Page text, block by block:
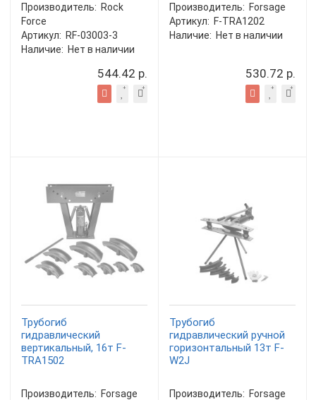
Производитель: Rock
Force
Артикул: RF-03003-3
Наличие: Нет в наличии
544.42 р.
Производитель: Forsage
Артикул: F-TRA1202
Наличие: Нет в наличии
530.72 р.
Трубогиб
гидравлический
вертикальный, 16т F-
TRA1502
Производитель: Forsage
Трубогиб
гидравлический ручной
горизонтальный 13т F-
W2J
Производитель: Forsage